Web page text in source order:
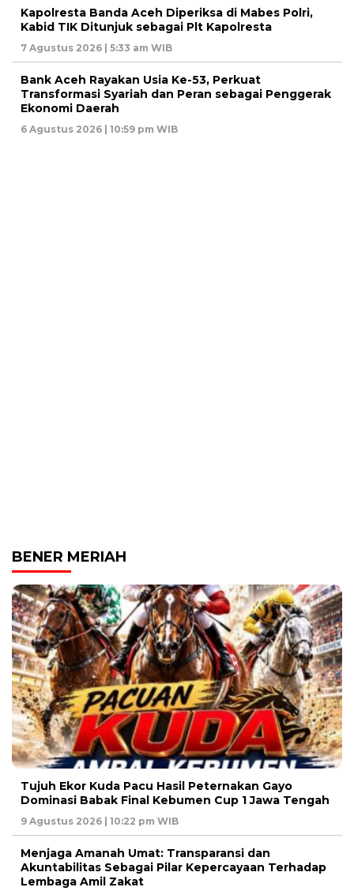
Kapolresta Banda Aceh Diperiksa di Mabes Polri,
Kabid TIK Ditunjuk sebagai Plt Kapolresta
7 Agustus 2026 | 5:33 am WIB
Bank Aceh Rayakan Usia Ke-53, Perkuat
Transformasi Syariah dan Peran sebagai Penggerak
Ekonomi Daerah
6 Agustus 2026 | 10:59 pm WIB
BENER MERIAH
Tujuh Ekor Kuda Pacu Hasil Peternakan Gayo
Dominasi Babak Final Kebumen Cup 1 Jawa Tengah
9 Agustus 2026 | 10:22 pm WIB
Menjaga Amanah Umat: Transparansi dan
Akuntabilitas Sebagai Pilar Kepercayaan Terhadap
Lembaga Amil Zakat